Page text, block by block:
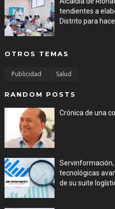
tendientes a
Distrito para
OTROS TEMAS
Publicidad Salud
RANDOM POSTS
Crónica de una
tecnológicas
de su suite